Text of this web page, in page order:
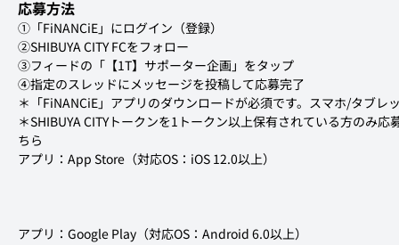
応募方法
①「FiNANCiE」にログイン（登録）
②SHIBUYA CITY FCをフォロー
③フィードの「【1T】サポーター企画」をタップ
④指定のスレッドにメッセージを投稿して応募完了
＊「FiNANCiE」アプリのダウンロードが必須です。スマホ/タブレ
＊SHIBUYA CITYトークンを1トークン以上保有されている方のみ
ちら
アプリ：App Store（対応OS：iOS 12.0以上）
アプリ：Google Play（対応OS：Android 6.0以上）